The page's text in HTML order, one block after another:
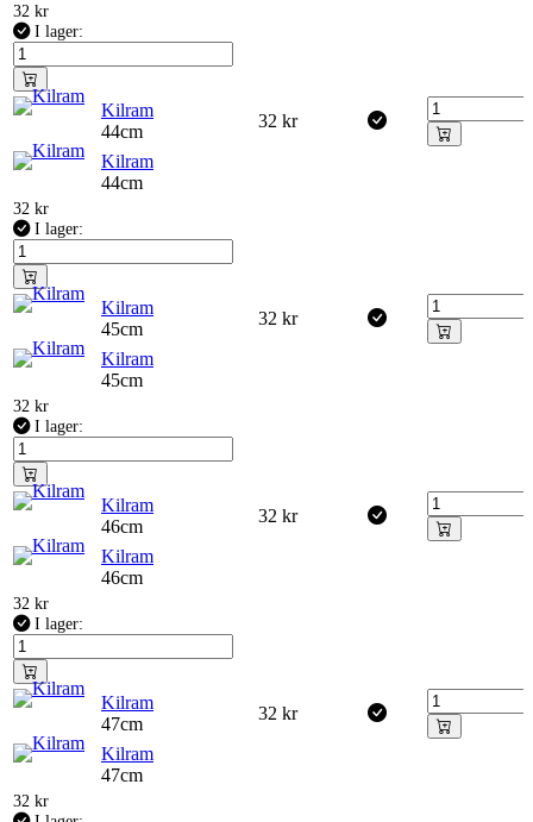
32 kr
I lager:
Kilram
44cm
32 kr
Kilram
44cm
32 kr
I lager:
Kilram
45cm
32 kr
Kilram
45cm
32 kr
I lager:
Kilram
46cm
32 kr
Kilram
46cm
32 kr
I lager:
Kilram
47cm
32 kr
Kilram
47cm
32 kr